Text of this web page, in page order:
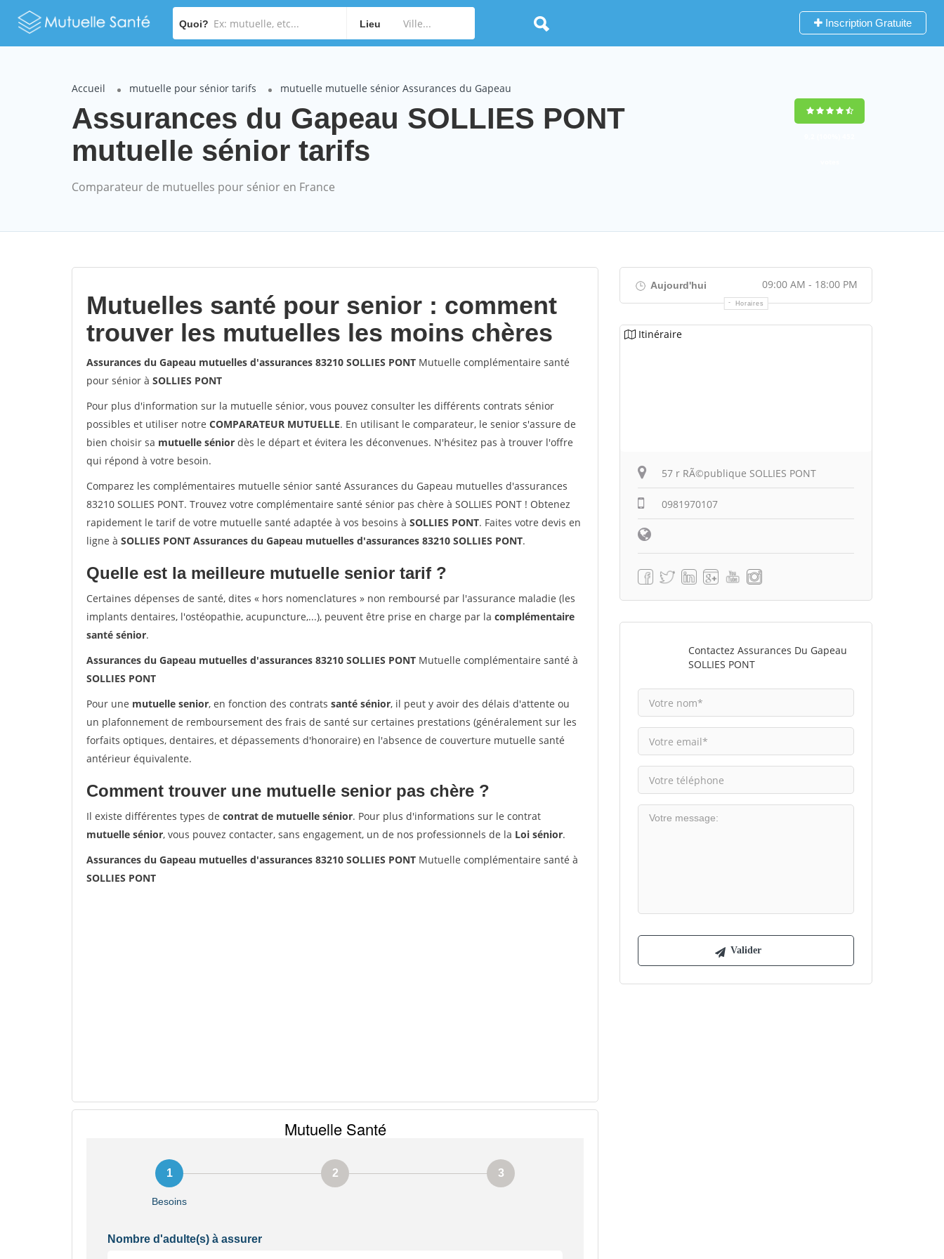
Quoi? Lieu Inscription Gratuite
Accueil mutuelle pour sénior tarifs mutuelle mutuelle sénior Assurances du Gapeau
Assurances du Gapeau SOLLIES PONT
mutuelle sénior tarifs
Comparateur de mutuelles pour sénior en France
Mutuelles santé pour senior : comment
trouver les mutuelles les moins chères
Assurances du Gapeau mutuelles d'assurances 83210 SOLLIES PONT Mutuelle complémentaire santé
pour sénior à SOLLIES PONT
Pour plus d'information sur la mutuelle sénior, vous pouvez consulter les différents contrats sénior
possibles et utiliser notre COMPARATEUR MUTUELLE. En utilisant le comparateur, le senior s'assure de
bien choisir sa mutuelle sénior dès le départ et évitera les déconvenues. N'hésitez pas à trouver l'offre
qui répond à votre besoin.
Comparez les complémentaires mutuelle sénior santé Assurances du Gapeau mutuelles d'assurances
83210 SOLLIES PONT. Trouvez votre complémentaire santé sénior pas chère à SOLLIES PONT ! Obtenez
rapidement le tarif de votre mutuelle santé adaptée à vos besoins à SOLLIES PONT. Faites votre devis en
ligne à SOLLIES PONT Assurances du Gapeau mutuelles d'assurances 83210 SOLLIES PONT.
Quelle est la meilleure mutuelle senior tarif ?
Certaines dépenses de santé, dites « hors nomenclatures » non remboursé par l'assurance maladie (les
implants dentaires, l'ostéopathie, acupuncture,...), peuvent être prise en charge par la complémentaire
santé sénior.
Assurances du Gapeau mutuelles d'assurances 83210 SOLLIES PONT Mutuelle complémentaire santé à
SOLLIES PONT
Pour une mutuelle senior, en fonction des contrats santé sénior, il peut y avoir des délais d'attente ou
un plafonnement de remboursement des frais de santé sur certaines prestations (généralement sur les
forfaits optiques, dentaires, et dépassements d'honoraire) en l'absence de couverture mutuelle santé
antérieur équivalente.
Comment trouver une mutuelle senior pas chère ?
Il existe différentes types de contrat de mutuelle sénior. Pour plus d'informations sur le contrat
mutuelle sénior, vous pouvez contacter, sans engagement, un de nos professionnels de la Loi sénior.
Assurances du Gapeau mutuelles d'assurances 83210 SOLLIES PONT Mutuelle complémentaire santé à
SOLLIES PONT
Aujourd'hui 09:00 AM - 18:00 PM
Horaires
Itinéraire
57 r RÃ©publique SOLLIES PONT
0981970107
Contactez Assurances Du Gapeau
SOLLIES PONT